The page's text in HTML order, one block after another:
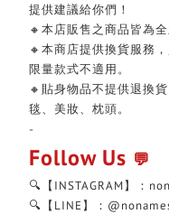
提供建議給你們！
🔸本店販售之商品皆為全
🔸本商店提供換貨服務
限量款式不適用。
🔸貼身物品不提供退換
毯、美妝、枕頭。
-
Follow Us 💬
🔍【INSTAGRAM】：
🔍【LINE】：